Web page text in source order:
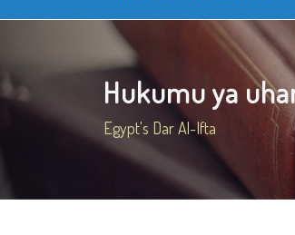
Hukumu ya
Egypt's Dar Al-Ifta